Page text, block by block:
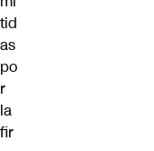
tid
as
po
r
la
fir